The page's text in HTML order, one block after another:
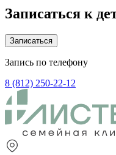
Записаться к
Записаться
Запись по телефону
8 (812) 250-22-12